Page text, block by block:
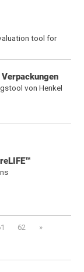
tool for
von Henkel
62 »